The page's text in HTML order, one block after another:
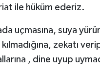
ile hüküm ederiz.
uçmasına, suya
kılmadığına, zekatı
, dine uyup